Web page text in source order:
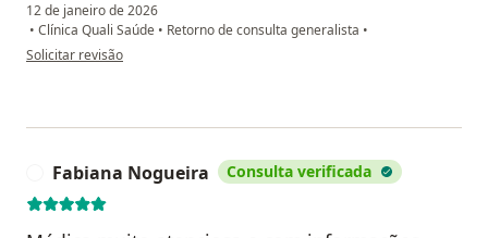
12 de janeiro de 2026
• Clínica Quali Saúde • Retorno de consulta generalista •
na opinião do utilizador R
Solicitar revisão
Fabiana Nogueira Consulta verificada